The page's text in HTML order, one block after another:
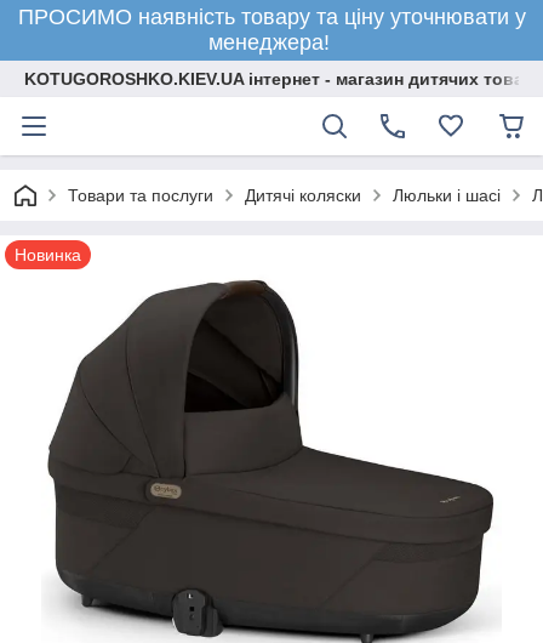
ПРОСИМО наявність товару та ціну уточнювати у
менеджера!
KOTUGOROSHKO.KIEV.UA інтернет - магазин дитячих
Товари та послуги Дитячі коляски Люльки і шасі
Новинка